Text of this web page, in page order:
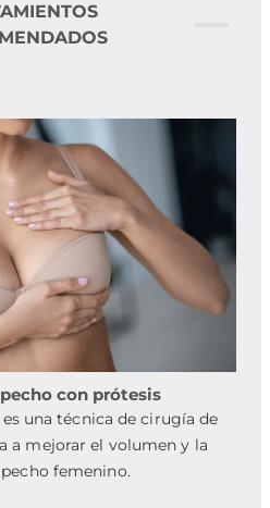
con prótesis
una técnica de cirugía de
a mejorar el volumen y la
femenino.